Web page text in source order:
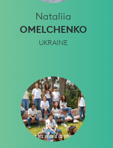
Nataliia
OMELCHENKO
UKRAINE